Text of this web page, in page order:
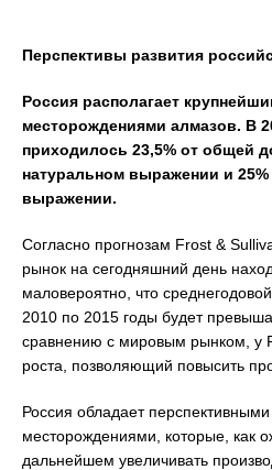
Перспективы развития
Россия располагает
месторождениями алмазов. В
приходилось 23,5% от общей
натуральном выражении и
выражении.
Согласно прогнозам Frost &
рынок на сегодняшний день
маловероятно, что
2010 по 2015 годы будет
сравнению с мировым рынком, у
роста, позволяющий повысить
Россия обладает
месторождениями, которые, как
дальнейшем увеличивать